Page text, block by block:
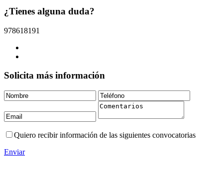
¿Tienes alguna duda?
978618191
Solicita más información
Quiero recibir información de las siguientes convocatorias
Enviar